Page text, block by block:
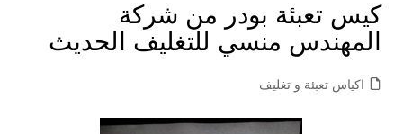
كيس تعبئة بودر من شركة
المهندس منسي للتغليف الحديث
اكياس تعبئة و تغليف